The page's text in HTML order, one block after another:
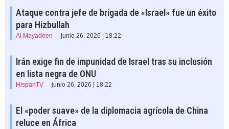
Ataque contra jefe de brigada de «Israel» fue un éxito
para Hizbullah
Al Mayadeen junio 26, 2026 | 18:22
Irán exige fin de impunidad de Israel tras su inclusión
en lista negra de ONU
HispanTV junio 26, 2026 | 18:22
El «poder suave» de la diplomacia agrícola de China
reluce en África